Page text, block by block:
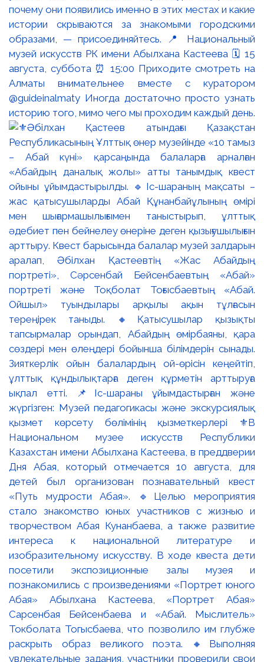
почему они появились именно в этих местах и какие
истории скрываются за знакомыми городскими
образами, — присоединяйтесь. 📍 Национальный
музей искусств РК имени Абылхана Кастеева 🗓 15
августа, суббота ⏰ 15:00 Приходите смотреть на
Алматы внимательнее вместе с куратором
@guideinalmaty Иногда достаточно просто узнать
историю того, мимо чего мы проходим каждый день.